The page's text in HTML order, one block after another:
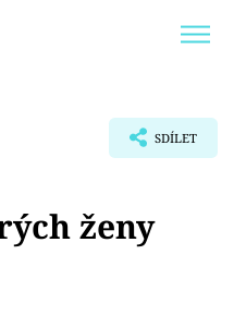
SDÍLET
ženy